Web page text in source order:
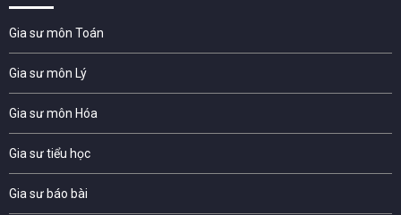
Gia sư môn Toán
Gia sư môn Lý
Gia sư môn Hóa
Gia sư tiểu học
Gia sư báo bài